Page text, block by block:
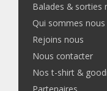
Balades & sorties
Qui sommes nous
Rejoins nous
Nous contacter
Nos t-shirt &